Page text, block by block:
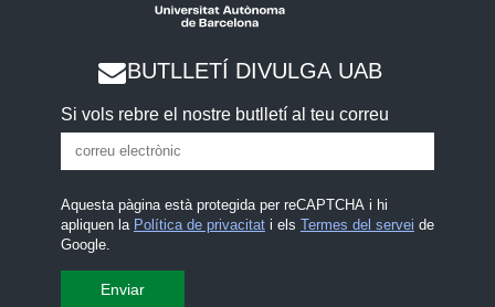
BUTLLETÍ DIVULGA UAB
Si vols rebre el nostre butlletí al teu correu
Aquesta pàgina està protegida per reCAPTCHA i hi
apliquen la Política de privacitati els Termes del servei de
Google.